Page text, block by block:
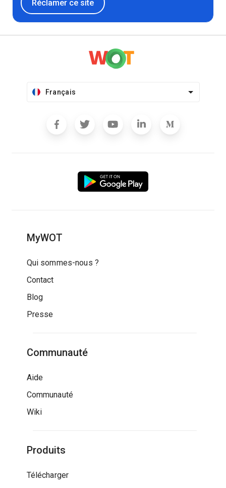
Réclamer ce site
Français
MyWOT
Qui sommes-nous ?
Contact
Blog
Presse
Communauté
Aide
Communauté
Wiki
Produits
Télécharger